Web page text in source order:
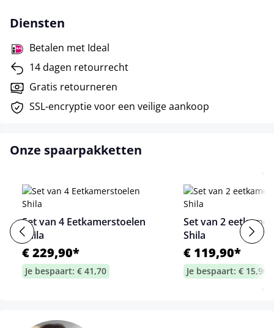
Diensten
Betalen met Ideal
14 dagen retourrecht
Gratis retourneren
SSL-encryptie voor een veilige aankoop
Onze spaarpakketten
Set van 4 Eetkamerstoelen
Shila
€ 229,90*
Je bespaart: € 41,70
Set van 2
Shila
€ 119,90*
Je bespaart: € 15,90